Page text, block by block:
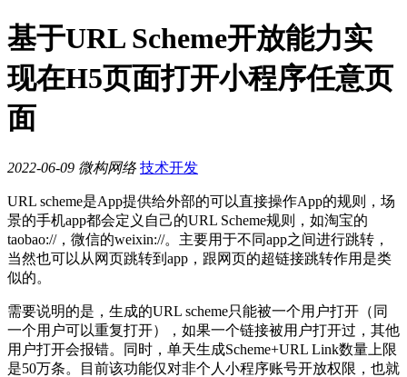
基于URL Scheme开放能力实
现在H5页面打开小程序任意页
面
2022-06-09 微构网络 技术开发
URL scheme是App提供给外部的可以直接操作App的规则，场
景的手机app都会定义自己的URL Scheme规则，如淘宝的
taobao://，微信的weixin://。主要用于不同app之间进行跳转，
当然也可以从网页跳转到app，跟网页的超链接跳转作用是类
似的。
需要说明的是，生成的URL scheme只能被一个用户打开（同
一个用户可以重复打开），如果一个链接被用户打开过，其他
用户打开会报错。同时，单天生成Scheme+URL Link数量上限
是50万条。目前该功能仅对非个人小程序账号开放权限，也就